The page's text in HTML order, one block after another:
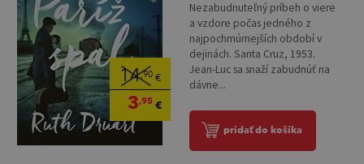
14,90 €
3,95 €
Nezabudnuteľný príbeh o viere
a vzdore počas jedného z
najpochmúrnejších období v
dejinách. Santa Cruz, 1953.
Jean-Luc sa snaží zabudnúť na
dávne...
pridať do košíka